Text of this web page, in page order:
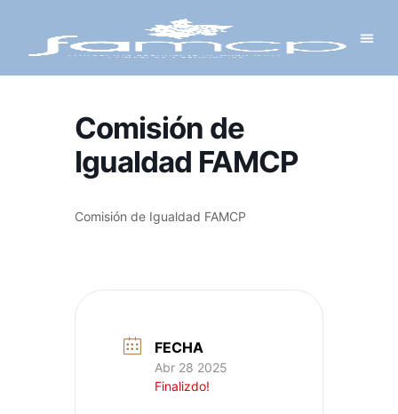
Comisión de
Igualdad FAMCP
Comisión de Igualdad FAMCP
FECHA
Abr 28 2025
Finalizdo!